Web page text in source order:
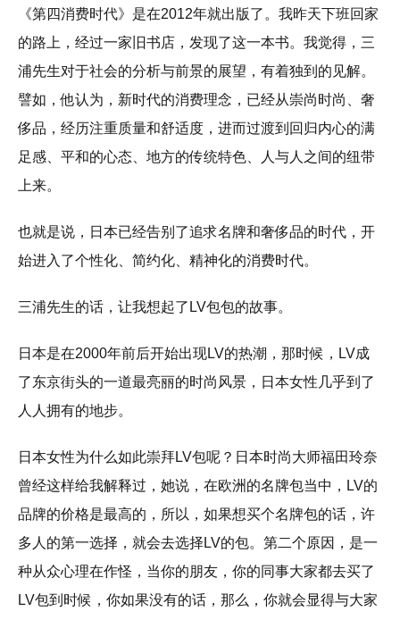
《第四消费时代》是在2012年就出版了。我昨天下班回家
的路上，经过一家旧书店，发现了这一本书。我觉得，三
浦先生对于社会的分析与前景的展望，有着独到的见解。
譬如，他认为，新时代的消费理念，已经从崇尚时尚、奢
侈品，经历注重质量和舒适度，进而过渡到回归内心的满
足感、平和的心态、地方的传统特色、人与人之间的纽带
上来。
也就是说，日本已经告别了追求名牌和奢侈品的时代，开
始进入了个性化、简约化、精神化的消费时代。
三浦先生的话，让我想起了LV包包的故事。
日本是在2000年前后开始出现LV的热潮，那时候，LV成
了东京街头的一道最亮丽的时尚风景，日本女性几乎到了
人人拥有的地步。
日本女性为什么如此崇拜LV包呢？日本时尚大师福田玲奈
曾经这样给我解释过，她说，在欧洲的名牌包当中，LV的
品牌的价格是最高的，所以，如果想买个名牌包的话，许
多人的第一选择，就会去选择LV的包。第二个原因，是一
种从众心理在作怪，当你的朋友，你的同事大家都去买了
LV包到时候，你如果没有的话，那么，你就会显得与大家